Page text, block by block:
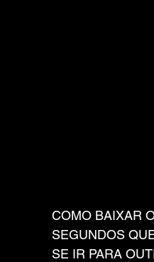
COMO BAIXAR
SEGUNDOS
SE IR PARA